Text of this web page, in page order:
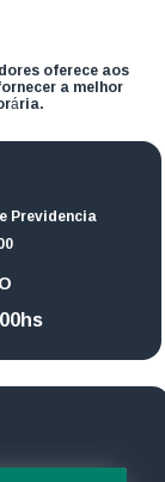
oferece aos
a melhor
Previdencia